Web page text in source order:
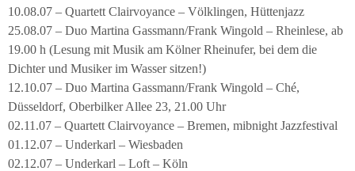
10.08.07 – Quartett Clairvoyance – Völklingen, Hüttenjazz
25.08.07 – Duo Martina Gassmann/Frank Wingold – Rheinlese, ab
19.00 h (Lesung mit Musik am Kölner Rheinufer, bei dem die
Dichter und Musiker im Wasser sitzen!)
12.10.07 – Duo Martina Gassmann/Frank Wingold – Ché,
Düsseldorf, Oberbilker Allee 23, 21.00 Uhr
02.11.07 – Quartett Clairvoyance – Bremen, mibnight Jazzfestival
01.12.07 – Underkarl – Wiesbaden
02.12.07 – Underkarl – Loft – Köln